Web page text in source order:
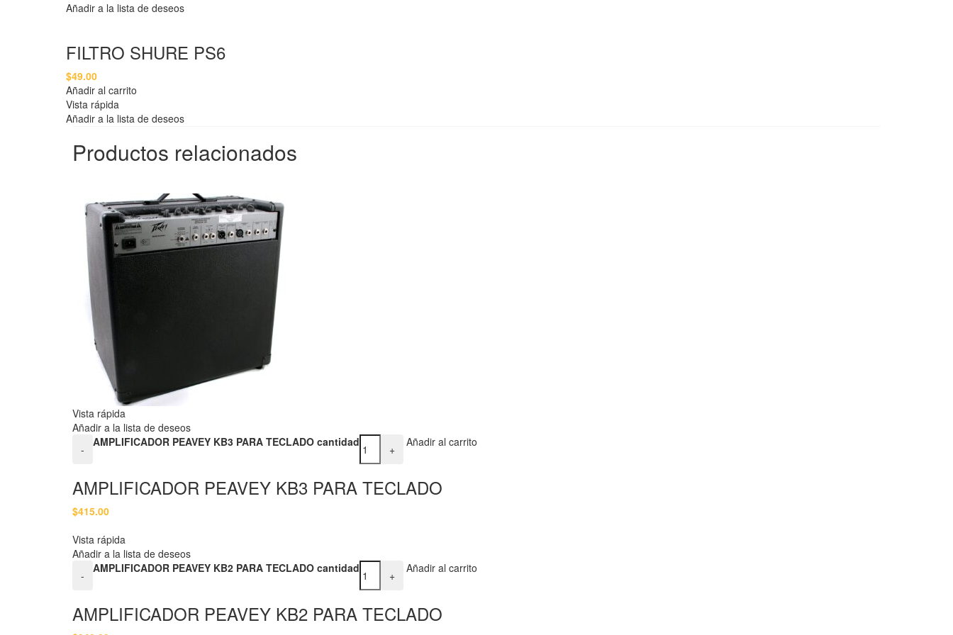
Añadir a la lista de deseos
FILTRO SHURE PS6
$49.00
Añadir al carrito
Vista rápida
Añadir a la lista de deseos
Productos relacionados
Vista rápida
Añadir a la lista de deseos
-
AMPLIFICADOR PEAVEY KB3 PARA TECLADO cantidad
+
Añadir al carrito
AMPLIFICADOR PEAVEY KB3 PARA TECLADO
$415.00
Vista rápida
Añadir a la lista de deseos
-
AMPLIFICADOR PEAVEY KB2 PARA TECLADO cantidad
+
Añadir al carrito
AMPLIFICADOR PEAVEY KB2 PARA TECLADO